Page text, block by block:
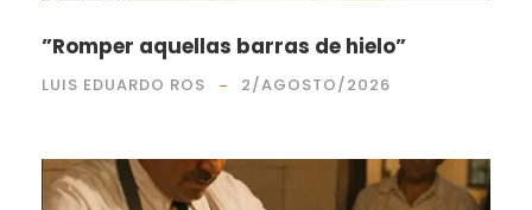
”Romper aquellas barras de hielo”
LUIS EDUARDO ROS 2/AGOSTO/2026